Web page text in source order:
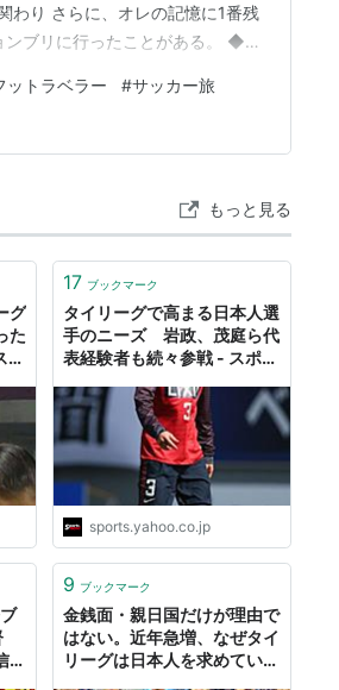
わり さらに、オレの記憶に1番残
ブリに行ったことがある。 ◆マ
たことがあるだろう。 チョンブ
ットラベラー #サッカー旅
もっと見る
グ
た
ポ
17 ブックマーク
タイリーグで高まる日本人選
手のニーズ 岩政、茂庭ら代
表経験者も続々参戦 - スポー
sports.yahoo.co.jp
」
9 ブックマーク
金銭面・親日国だけが理由で
はない。近年急増、なぜタイ
リーグは日本人を求めている